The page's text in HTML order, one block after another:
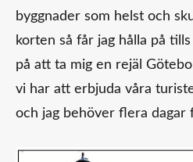
byggnader som helst och
korten så får jag hålla på
på att ta mig en rejäl
vi har att erbjuda våra
och jag behöver flera dagar